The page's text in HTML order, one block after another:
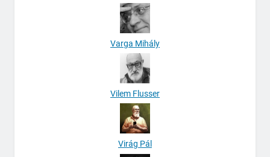
Varga Mihály
Vilem Flusser
Virág Pál